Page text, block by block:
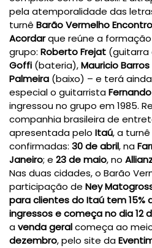
pela atemporalidade das
turnê Barão Vermelho
Acordarque reúne a
grupo: Roberto Frejat (guitarra
Goffi (bateria),Mauricio Barros
Palmeira (baixo) – e terá
especial o guitarrista
ingressou no grupo em 1985.
companhia brasileira de
apresentada pelo Itaú, a
confirmadas: 30deabril, na
Janeiro; e 23 de maio, no
Nas duas cidades, o Barão
participação de Ney
para clientes do Itaú tem 15%
ingressos e começa no dia 12
avenda geralcomeça ao
dezembro, pelo site da